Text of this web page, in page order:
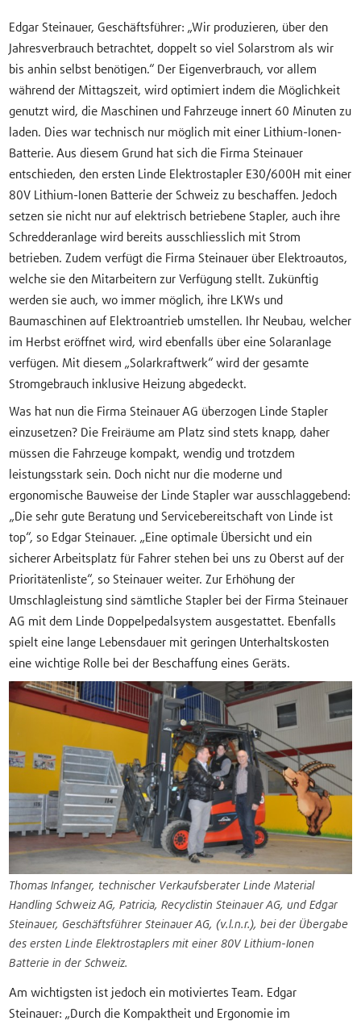
Edgar Steinauer, Geschäftsführer: „Wir produzieren, über den
Jahresverbrauch betrachtet, doppelt so viel Solarstrom als wir
bis anhin selbst benötigen.“ Der Eigenverbrauch, vor allem
während der Mittagszeit, wird optimiert indem die Möglichkeit
genutzt wird, die Maschinen und Fahrzeuge innert 60 Minuten zu
laden. Dies war technisch nur möglich mit einer Lithium-Ionen-
Batterie. Aus diesem Grund hat sich die Firma Steinauer
entschieden, den ersten Linde Elektrostapler E30/600H mit einer
80V Lithium-Ionen Batterie der Schweiz zu beschaffen. Jedoch
setzen sie nicht nur auf elektrisch betriebene Stapler, auch ihre
Schredderanlage wird bereits ausschliesslich mit Strom
betrieben. Zudem verfügt die Firma Steinauer über Elektroautos,
welche sie den Mitarbeitern zur Verfügung stellt. Zukünftig
werden sie auch, wo immer möglich, ihre LKWs und
Baumaschinen auf Elektroantrieb umstellen. Ihr Neubau, welcher
im Herbst eröffnet wird, wird ebenfalls über eine Solaranlage
verfügen. Mit diesem „Solarkraftwerk“ wird der gesamte
Stromgebrauch inklusive Heizung abgedeckt.
Was hat nun die Firma Steinauer AG überzogen Linde Stapler
einzusetzen? Die Freiräume am Platz sind stets knapp, daher
müssen die Fahrzeuge kompakt, wendig und trotzdem
leistungsstark sein. Doch nicht nur die moderne und
ergonomische Bauweise der Linde Stapler war ausschlaggebend:
„Die sehr gute Beratung und Servicebereitschaft von Linde ist
top“, so Edgar Steinauer. „Eine optimale Übersicht und ein
sicherer Arbeitsplatz für Fahrer stehen bei uns zu Oberst auf der
Prioritätenliste“, so Steinauer weiter. Zur Erhöhung der
Umschlagleistung sind sämtliche Stapler bei der Firma Steinauer
AG mit dem Linde Doppelpedalsystem ausgestattet. Ebenfalls
spielt eine lange Lebensdauer mit geringen Unterhaltskosten
eine wichtige Rolle bei der Beschaffung eines Geräts.
Thomas Infanger, technischer Verkaufsberater Linde Material
Handling Schweiz AG, Patricia, Recyclistin Steinauer AG, und Edgar
Steinauer, Geschäftsführer Steinauer AG, (v.l.n.r.), bei der Übergabe
des ersten Linde Elektrostaplers mit einer 80V Lithium-Ionen
Batterie in der Schweiz.
Am wichtigsten ist jedoch ein motiviertes Team. Edgar
Steinauer: „Durch die Kompaktheit und Ergonomie im